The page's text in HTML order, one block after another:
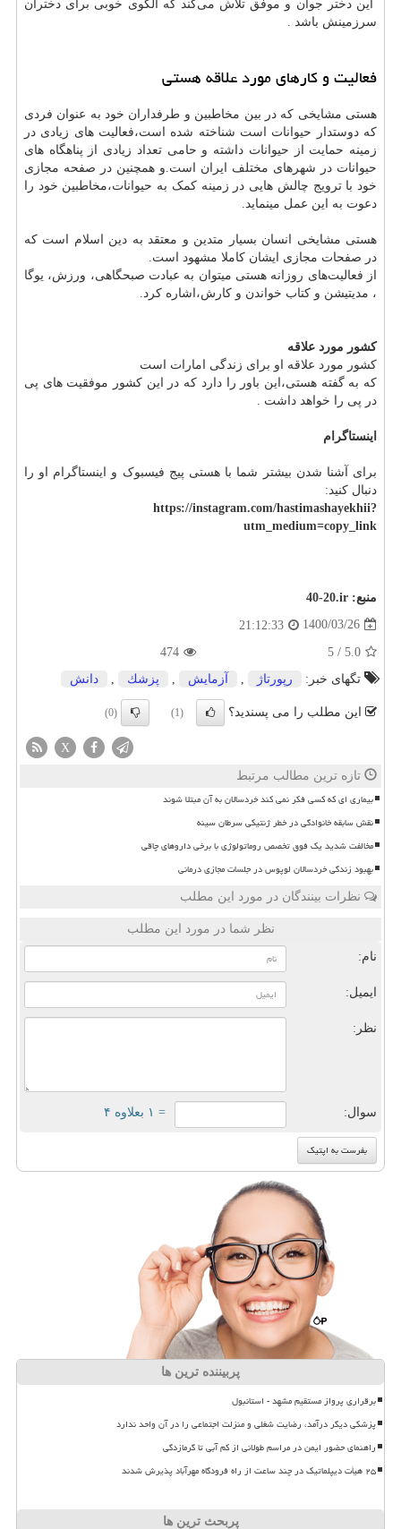
این دختر جوان و موفق تلاش می‌کند که الگوی خوبی برای دختران
سرزمینش باشد .
فعالیت و کارهای مورد علاقه هستی
هستی مشایخی که در بین مخاطبین و طرفداران خود به عنوان فردی
که دوستدار حیوانات است شناخته شده است،فعالیت های زیادی در
زمینه حمایت از حیوانات داشته و حامی تعداد زیادی از پناهگاه های
حیوانات در شهرهای مختلف ایران است.و همچنین در صفحه مجازی
خود با ترویج چالش هایی در زمینه کمک به حیوانات،مخاطبین خود را
دعوت به این عمل مینماید.
هستی مشایخی انسان بسیار متدین و معتقد به دین اسلام است که
در صفحات مجازی ایشان کاملا مشهود است.
از فعالیت‌های روزانه هستی میتوان به عبادت صبحگاهی، ورزش، یوگا
، مدیتیشن و کتاب خواندن و کارش،اشاره کرد.
کشور مورد علاقه
کشور مورد علاقه او برای زندگی امارات است
که به گفته هستی،این باور را دارد که در این کشور موفقیت های پی
در پی را خواهد داشت .
اینستاگرام
برای آشنا شدن بیشتر شما با هستی پیج فیسبوک و اینستاگرام او را
دنبال کنید:
https://instagram.com/hastimashayekhii?
utm_medium=copy_link
منبع: 40-20.ir
1400/03/26
21:12:33
5.0
/
5
474
تگهای خبر:
رپورتاژ آزمایش پزشك دانش
این مطلب را می پسندید؟ (1)
(0)
X
تازه ترین مطالب مرتبط
بیماری ای که کسی فکر نمی کند خردسالان به آن مبتلا شوند
نقش سابقه خانوادگی در خطر ژنتیکی سرطان سینه
مخالفت شدید یک فوق تخصص روماتولوژی با برخی داروهای چاقی
بهبود زندگی خردسالان لوپوس در جلسات مجازی درمانی
نظرات بینندگان در مورد این مطلب
نظر شما در مورد این مطلب
نام:
ایمیل:
نظر:
سوال: = ۱ بعلاوه ۴
پربیننده ترین ها
برقراری پرواز مستقیم مشهد - استانبول
پزشکی دیگر درآمد، رضایت شغلی و منزلت اجتماعی را در آن واحد ندارد
راهنمای حضور ایمن در مراسم طولانی از کم آبی تا گرمازدگی
۲۵ هیأت دیپلماتیک در چند ساعت از راه فرودگاه مهرآباد پذیرش شدند
پربحث ترین ها